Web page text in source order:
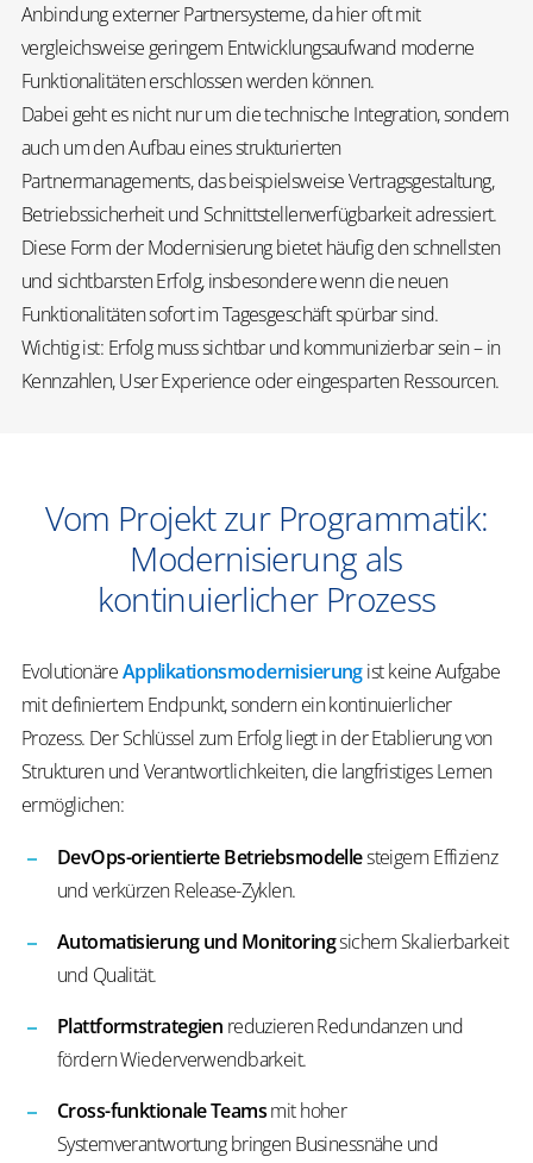
Anbindung externer Partnersysteme, da hier oft mit
vergleichsweise geringem Entwicklungsaufwand moderne
Funktionalitäten erschlossen werden können.
Dabei geht es nicht nur um die technische Integration, sondern
auch um den Aufbau eines strukturierten
Partnermanagements, das beispielsweise Vertragsgestaltung,
Betriebssicherheit und Schnittstellenverfügbarkeit adressiert.
Diese Form der Modernisierung bietet häufig den schnellsten
und sichtbarsten Erfolg, insbesondere wenn die neuen
Funktionalitäten sofort im Tagesgeschäft spürbar sind.
Wichtig ist: Erfolg muss sichtbar und kommunizierbar sein – in
Kennzahlen, User Experience oder eingesparten Ressourcen.
Vom Projekt zur Programmatik:
Modernisierung als
kontinuierlicher Prozess
EvolutionäreApplikationsmodernisierungist keine Aufgabe
mit definiertem Endpunkt, sondern ein kontinuierlicher
Prozess. Der Schlüssel zum Erfolg liegt in der Etablierung von
Strukturen und Verantwortlichkeiten, die langfristiges Lernen
ermöglichen:
DevOps-orientierte Betriebsmodellesteigern Effizienz
und verkürzen Release-Zyklen.
Automatisierung und Monitoringsichern Skalierbarkeit
und Qualität.
Plattformstrategien reduzieren Redundanzen und
fördern Wiederverwendbarkeit.
Cross-funktionale Teamsmit hoher
Systemverantwortung bringen Businessnähe und